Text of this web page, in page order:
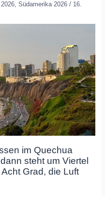
, Südamerika 2026/ 16.
im Quechua
steht um Viertel
Grad, die Luft